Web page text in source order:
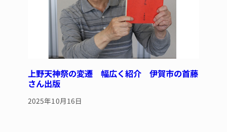
上野天神祭の変遷 幅広く紹介 伊賀市の首藤
さん出版
2025年10月16日